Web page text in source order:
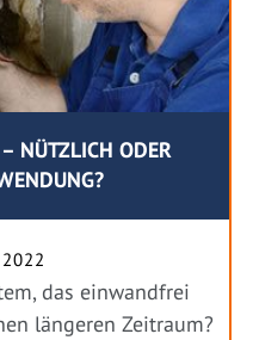
NÜTZLICH ODER
das einwandfrei
längeren Zeitraum?